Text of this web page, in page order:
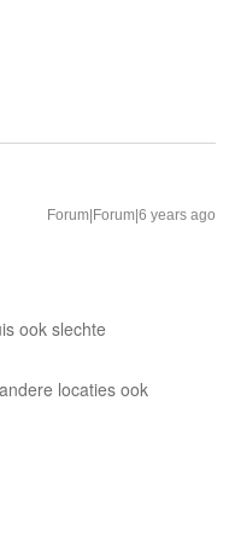
Forum|Forum|6 years ago
ook slechte
locaties ook